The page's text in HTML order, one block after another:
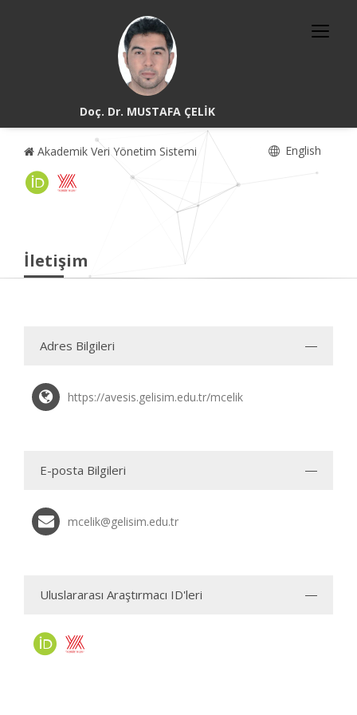
Doç. Dr. MUSTAFA ÇELİK
Akademik Veri Yönetim Sistemi English
İletişim
Adres Bilgileri
https://avesis.gelisim.edu.tr/mcelik
E-posta Bilgileri
mcelik@gelisim.edu.tr
Uluslararası Araştırmacı ID'leri